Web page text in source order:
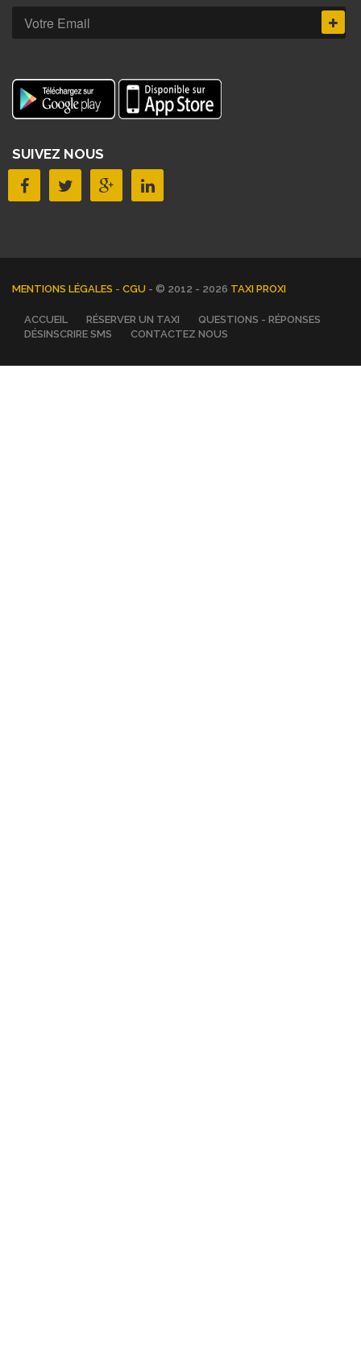
SUIVEZ NOUS
MENTIONS LÉGALES - CGU - © 2012 - 2026 TAXI PROXI
ACCUEIL RÉSERVER UN TAXI
QUESTIONS - RÉPONSES
DÉSINSCRIRE SMS
CONTACTEZ NOUS